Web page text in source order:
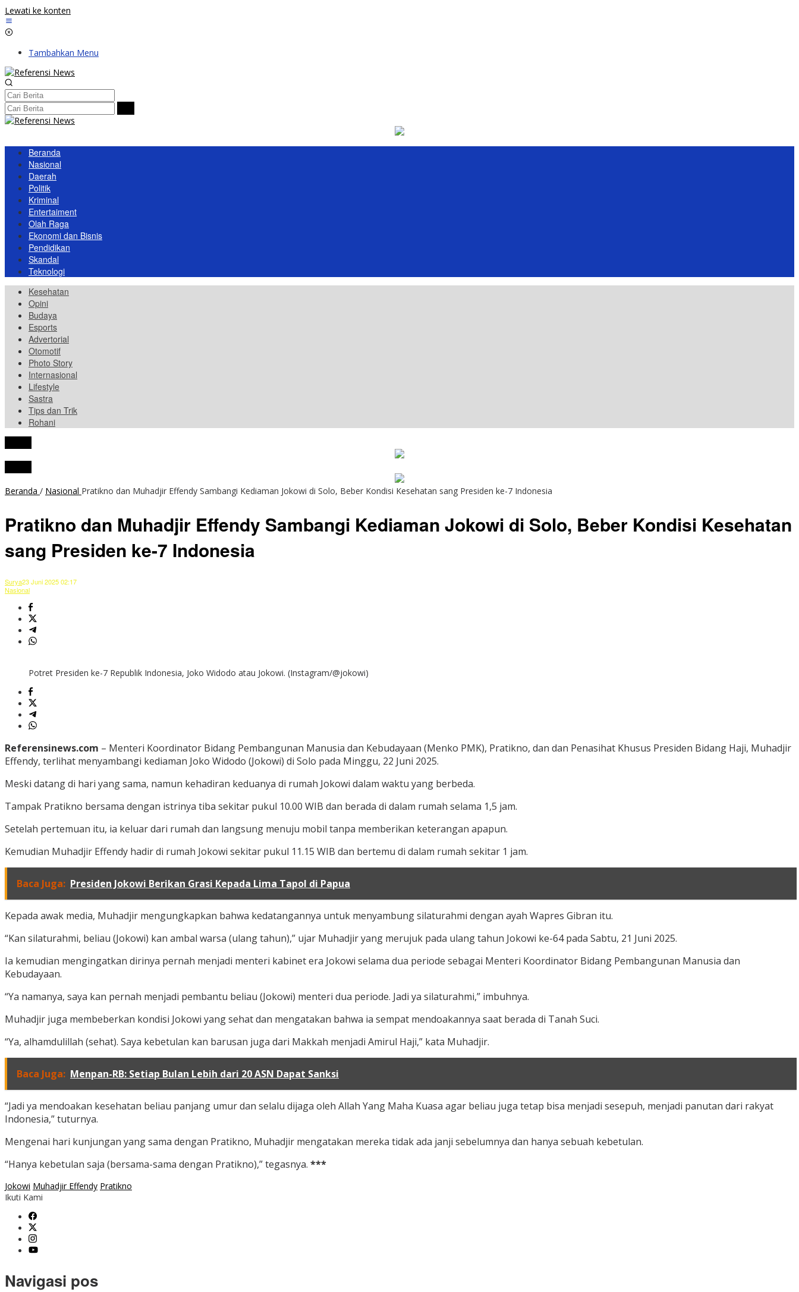
Lewati ke konten
Tambahkan Menu
Beranda
Nasional
Daerah
Politik
Kriminal
Entertaiment
Olah Raga
Ekonomi dan Bisnis
Pendidikan
Skandal
Teknologi
Kesehatan
Opini
Budaya
Esports
Advertorial
Otomotif
Photo Story
Internasional
Lifestyle
Sastra
Tips dan Trik
Rohani
Beranda / Nasional Pratikno dan Muhadjir Effendy Sambangi Kediaman Jokowi di Solo, Beber Kondisi Kesehatan sang Presiden ke-7 Indonesia
Pratikno dan Muhadjir Effendy Sambangi Kediaman Jokowi di Solo, Beber Kondisi Kesehatan
sang Presiden ke-7 Indonesia
Surya23 Juni 2025 02:17
Nasional
Potret Presiden ke-7 Republik Indonesia, Joko Widodo atau Jokowi. (Instagram/@jokowi)
Referensinews.com – Menteri Koordinator Bidang Pembangunan Manusia dan Kebudayaan (Menko PMK), Pratikno, dan dan Penasihat Khusus Presiden Bidang Haji, Muhadjir
Effendy, terlihat menyambangi kediaman Joko Widodo (Jokowi) di Solo pada Minggu, 22 Juni 2025.
Meski datang di hari yang sama, namun kehadiran keduanya di rumah Jokowi dalam waktu yang berbeda.
Tampak Pratikno bersama dengan istrinya tiba sekitar pukul 10.00 WIB dan berada di dalam rumah selama 1,5 jam.
Setelah pertemuan itu, ia keluar dari rumah dan langsung menuju mobil tanpa memberikan keterangan apapun.
Kemudian Muhadjir Effendy hadir di rumah Jokowi sekitar pukul 11.15 WIB dan bertemu di dalam rumah sekitar 1 jam.
Baca Juga: Presiden Jokowi Berikan Grasi Kepada Lima Tapol di Papua
Kepada awak media, Muhadjir mengungkapkan bahwa kedatangannya untuk menyambung silaturahmi dengan ayah Wapres Gibran itu.
“Kan silaturahmi, beliau (Jokowi) kan ambal warsa (ulang tahun),” ujar Muhadjir yang merujuk pada ulang tahun Jokowi ke-64 pada Sabtu, 21 Juni 2025.
Ia kemudian mengingatkan dirinya pernah menjadi menteri kabinet era Jokowi selama dua periode sebagai Menteri Koordinator Bidang Pembangunan Manusia dan
Kebudayaan.
“Ya namanya, saya kan pernah menjadi pembantu beliau (Jokowi) menteri dua periode. Jadi ya silaturahmi,” imbuhnya.
Muhadjir juga membeberkan kondisi Jokowi yang sehat dan mengatakan bahwa ia sempat mendoakannya saat berada di Tanah Suci.
“Ya, alhamdulillah (sehat). Saya kebetulan kan barusan juga dari Makkah menjadi Amirul Haji,” kata Muhadjir.
Baca Juga: Menpan-RB: Setiap Bulan Lebih dari 20 ASN Dapat Sanksi
“Jadi ya mendoakan kesehatan beliau panjang umur dan selalu dijaga oleh Allah Yang Maha Kuasa agar beliau juga tetap bisa menjadi sesepuh, menjadi panutan dari rakyat
Indonesia,” tuturnya.
Mengenai hari kunjungan yang sama dengan Pratikno, Muhadjir mengatakan mereka tidak ada janji sebelumnya dan hanya sebuah kebetulan.
“Hanya kebetulan saja (bersama-sama dengan Pratikno),” tegasnya. ***
Jokowi Muhadjir Effendy Pratikno
Ikuti Kami
Navigasi pos